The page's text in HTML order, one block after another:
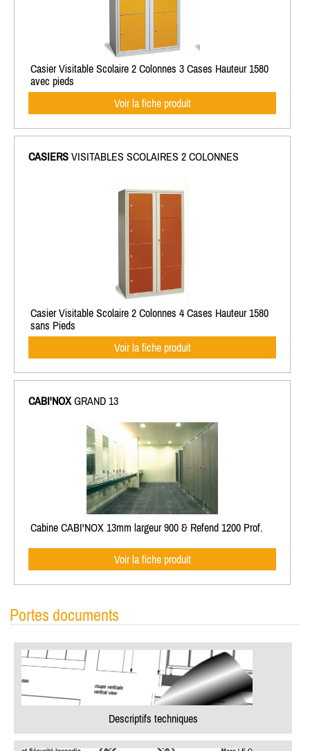
Casier Visitable Scolaire 2 Colonnes 3 Cases Hauteur 1580
avec pieds
Voir la fiche produit
CASIERS VISITABLES SCOLAIRES 2 COLONNES
Casier Visitable Scolaire 2 Colonnes 4 Cases Hauteur 1580
sans Pieds
Voir la fiche produit
CABI'NOX GRAND 13
Cabine CABI'NOX 13mm largeur 900 & Refend 1200 Prof.
Voir la fiche produit
Portes documents
Descriptifs techniques